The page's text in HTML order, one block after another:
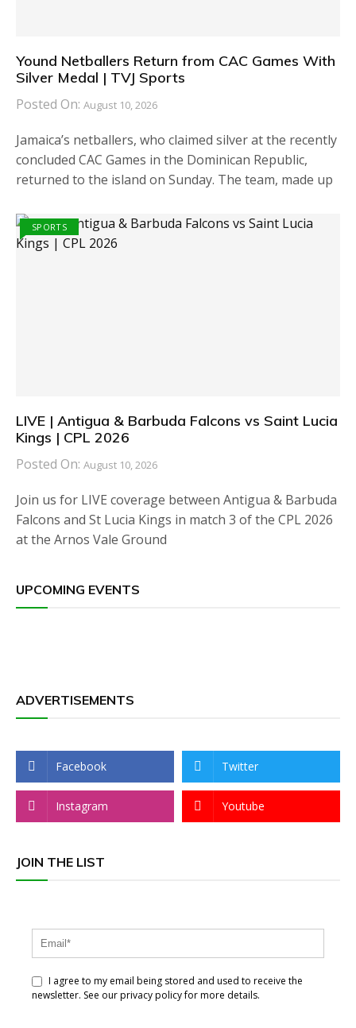
Yound Netballers Return from CAC Games With
Silver Medal | TVJ Sports
Posted On: August 10, 2026
Jamaica’s netballers, who claimed silver at the recently
concluded CAC Games in the Dominican Republic,
returned to the island on Sunday. The team, made up
SPORTS
LIVE | Antigua & Barbuda Falcons vs Saint Lucia
Kings | CPL 2026
Posted On: August 10, 2026
Join us for LIVE coverage between Antigua & Barbuda
Falcons and St Lucia Kings in match 3 of the CPL 2026
at the Arnos Vale Ground
UPCOMING EVENTS
ADVERTISEMENTS
Facebook Twitter
Instagram Youtube
JOIN THE LIST
I agree to my email being stored and used to receive the
newsletter. See our privacy policy for more details.